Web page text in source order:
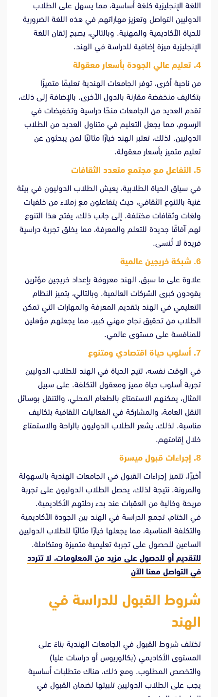
اللغة الإنجليزية كلغة أساسية، مما يسهل على الطلاب
الدوليين التواصل وتعزيز مهاراتهم في هذه اللغة الضرورية
للحياة الأكاديمية والمهنية. وبالتالي، يصبح إتقان اللغة
الإنجليزية ميزة إضافية للدراسة في الهند.
4. تعليم عالي الجودة بأسعار معقولة
من ناحية أخرى، توفر الجامعات الهندية تعليمًا متميزًا
بتكاليف منخفضة مقارنة بالدول الأخرى. بالإضافة إلى ذلك،
تقدم العديد من الجامعات منحًا دراسية وتخفيضات في
الرسوم، مما يجعل التعليم في متناول العديد من الطلاب
الدوليين. لذلك، تعتبر الهند خيارًا مثاليًا لمن يبحثون عن
تعليم متميز بأسعار معقولة.
5. التفاعل مع مجتمع متعدد الثقافات
في سياق الحياة الطلابية، يعيش الطلاب الدوليون في بيئة
غنية بالتنوع الثقافي، حيث يتفاعلون مع زملاء من خلفيات
ولغات وثقافات مختلفة. إلى جانب ذلك، يفتح هذا التنوع
لهم آفاقًا جديدة للتعلم والمعرفة، مما يخلق تجربة دراسية
فريدة لا تُنسى.
6. شبكة خريجين عالمية
علاوة على ما سبق، الهند معروفة بإعداد خريجين مؤثرين
يقودون كبرى الشركات العالمية. وبالتالي، يتميز النظام
التعليمي في الهند بتقديم المعرفة والمهارات التي تمكن
الطلاب من تحقيق نجاح مهني كبير، مما يجعلهم مؤهلين
للمنافسة على مستوى عالمي.
7. أسلوب حياة اقتصادي ومتنوع
في الوقت نفسه، تتيح الحياة في الهند للطلاب الدوليين
تجربة أسلوب حياة مميز ومعقول التكلفة. على سبيل
المثال، يمكنهم الاستمتاع بالطعام المحلي، والتنقل بوسائل
النقل العامة، والمشاركة في الفعاليات الثقافية بتكاليف
مناسبة. لذلك، يشعر الطلاب الدوليون بالراحة والاستمتاع
خلال إقامتهم.
8. إجراءات قبول ميسرة
أخيرًا، تتميز إجراءات القبول في الجامعات الهندية بالسهولة
والمرونة. نتيجة لذلك، يحصل الطلاب الدوليون على تجربة
مريحة وخالية من العقبات عند بدء رحلتهم الأكاديمية.
في الختام، تجمع الدراسة في الهند بين الجودة الأكاديمية
والتكلفة المناسبة، مما يجعلها خيارًا مثاليًا للطلاب الدوليين
الساعين للحصول على تجربة تعليمية متميزة ومتكاملة.
للتقديم أو للحصول على مزيد من المعلومات، لا تتردد
في التواصل معنا الآن
شروط القبول للدراسة في
الهند
تختلف شروط القبول في الجامعات الهندية بناءً على
المستوى الأكاديمي (بكالوريوس أو دراسات عليا)
والتخصص المطلوب. ومع ذلك، هناك متطلبات أساسية
يجب على الطلاب الدوليين تلبيتها لضمان القبول في